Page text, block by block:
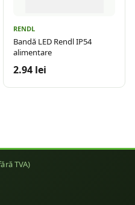
RENDL
Bandă LED Rendl IP54
alimentare
2.94 lei
TVA)